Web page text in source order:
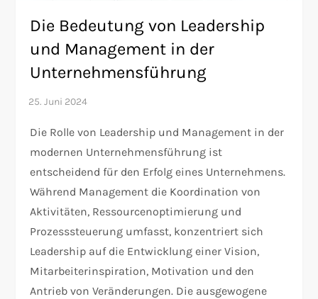
Die Bedeutung von Leadership
und Management in der
Unternehmensführung
Die Rolle von Leadership und Management in der
modernen Unternehmensführung ist
entscheidend für den Erfolg eines Unternehmens.
Während Management die Koordination von
Aktivitäten, Ressourcenoptimierung und
Prozesssteuerung umfasst, konzentriert sich
Leadership auf die Entwicklung einer Vision,
Mitarbeiterinspiration, Motivation und den
Antrieb von Veränderungen. Die ausgewogene